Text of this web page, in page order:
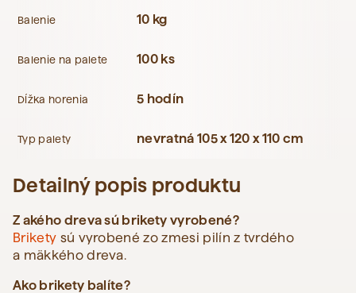
Balenie 10 kg
Balenie na palete 100 ks
Dĺžka horenia 5 hodín
Typ palety nevratná 105 x 120 x 110 cm
Detailný popis produktu
Z akého dreva sú brikety vyrobené?
Brikety sú vyrobené zo zmesi pilín z tvrdého
a mäkkého dreva.
Ako brikety balíte?